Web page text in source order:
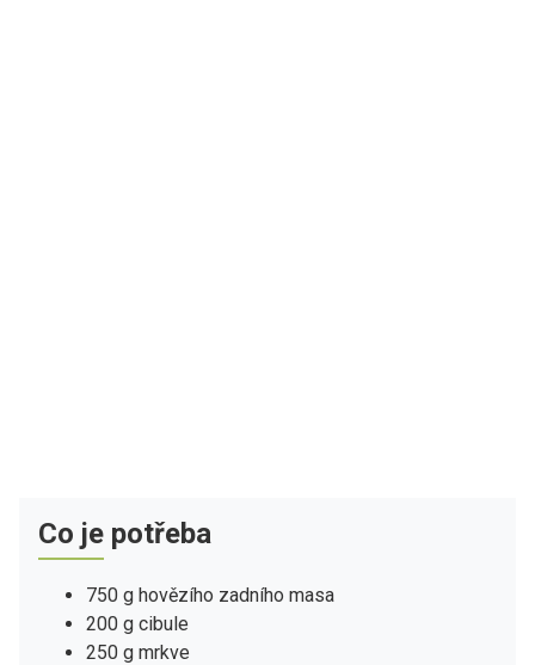
Co je potřeba
750 g hovězího zadního masa
200 g cibule
250 g mrkve